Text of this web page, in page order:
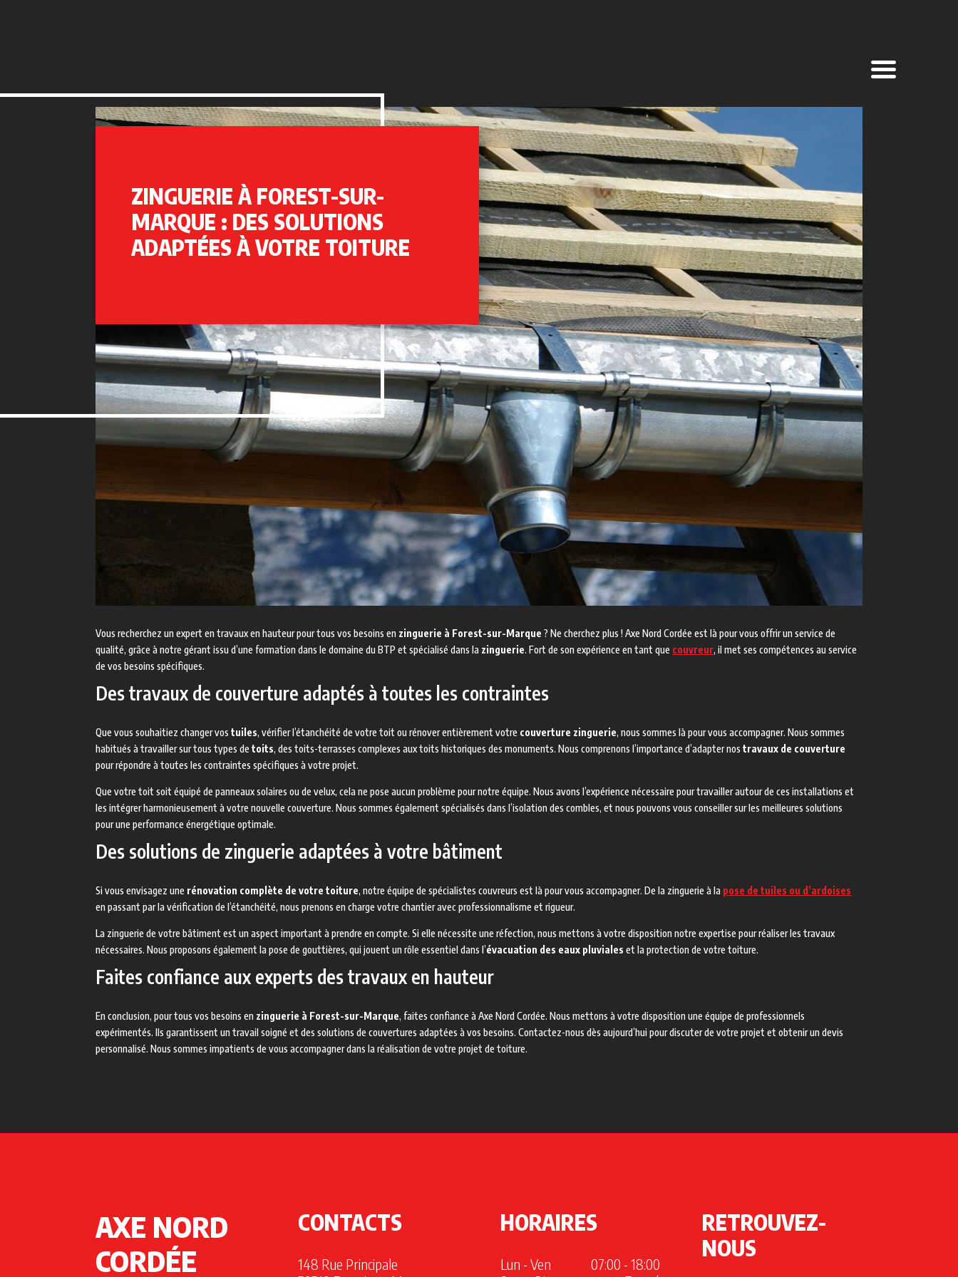
ZINGUERIE À FOREST-SUR-
MARQUE : DES SOLUTIONS
ADAPTÉES À VOTRE TOITURE
Vous recherchez un expert en travaux en hauteur pour tous vos besoins en zinguerie à Forest-sur-Marque ? Ne cherchez plus ! Axe Nord Cordée est là pour vous offrir un service de
qualité, grâce à notre gérant issu d’une formation dans le domaine du BTP et spécialisé dans la zinguerie. Fort de son expérience en tant que couvreur, il met ses compétences au service
de vos besoins spécifiques.
Des travaux de couverture adaptés à toutes les contraintes
Que vous souhaitiez changer vostuiles, vérifier l’étanchéité de votre toit ou rénover entièrement votre couverture zinguerie, nous sommes là pour vous accompagner. Nous sommes
habitués à travailler sur tous types detoits, des toits-terrasses complexes aux toits historiques des monuments. Nous comprenons l’importance d’adapter nostravaux de couverture
pour répondre à toutes les contraintes spécifiques à votre projet.
Que votre toit soit équipé de panneaux solaires ou de velux, cela ne pose aucun problème pour notre équipe. Nous avons l’expérience nécessaire pour travailler autour de ces installations et
les intégrer harmonieusement à votre nouvelle couverture. Nous sommes également spécialisés dans l’isolation des combles, et nous pouvons vous conseiller sur les meilleures solutions
pour une performance énergétique optimale.
Des solutions de zinguerie adaptées à votre bâtiment
Si vous envisagez une rénovation complète de votre toiture, notre équipe de spécialistes couvreurs est là pour vous accompagner. De la zinguerie à la pose de tuiles ou d’ardoises
en passant par la vérification de l’étanchéité, nous prenons en charge votre chantier avec professionnalisme et rigueur.
La zinguerie de votre bâtiment est un aspect important à prendre en compte. Si elle nécessite une réfection, nous mettons à votre disposition notre expertise pour réaliser les travaux
nécessaires. Nous proposons également la pose de gouttières, qui jouent un rôle essentiel dans l’évacuation des eaux pluviales et la protection de votre toiture.
Faites confiance aux experts des travaux en hauteur
En conclusion, pour tous vos besoins en zinguerie à Forest-sur-Marque, faites confiance à Axe Nord Cordée. Nous mettons à votre disposition une équipe de professionnels
expérimentés. Ils garantissent un travail soigné et des solutions de couvertures adaptées à vos besoins. Contactez-nous dès aujourd’hui pour discuter de votre projet et obtenir un devis
personnalisé. Nous sommes impatients de vous accompagner dans la réalisation de votre projet de toiture.
AXE NORD
CORDÉE
CONTACTS
148 Rue Principale
HORAIRES
Lun - Ven
07:00 - 18:00
RETROUVEZ-
NOUS